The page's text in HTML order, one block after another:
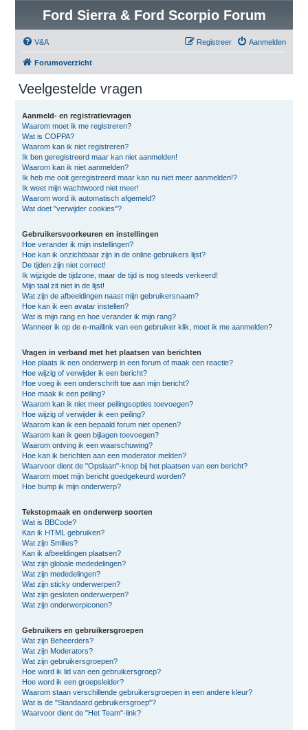
Ford Sierra & Ford Scorpio Forum
V&A Aanmelden
Registreer
Forumoverzicht
Veelgestelde vragen
Aanmeld- en registratievragen
Waarom moet ik me registreren?
Wat is COPPA?
Waarom kan ik niet registreren?
Ik ben geregistreerd maar kan niet aanmelden!
Waarom kan ik niet aanmelden?
Ik heb me ooit geregistreerd maar kan nu niet meer aanmelden!?
Ik weet mijn wachtwoord niet meer!
Waarom word ik automatisch afgemeld?
Wat doet "verwijder cookies"?
Gebruikersvoorkeuren en instellingen
Hoe verander ik mijn instellingen?
Hoe kan ik onzichtbaar zijn in de online gebruikers lijst?
De tijden zijn niet correct!
Ik wijzigde de tijdzone, maar de tijd is nog steeds verkeerd!
Mijn taal zit niet in de lijst!
Wat zijn de afbeeldingen naast mijn gebruikersnaam?
Hoe kan ik een avatar instellen?
Wat is mijn rang en hoe verander ik mijn rang?
Wanneer ik op de e-maillink van een gebruiker klik, moet ik me aanmelden?
Vragen in verband met het plaatsen van berichten
Hoe plaats ik een onderwerp in een forum of maak een reactie?
Hoe wijzig of verwijder ik een bericht?
Hoe voeg ik een onderschrift toe aan mijn bericht?
Hoe maak ik een peiling?
Waarom kan ik niet meer peilingsopties toevoegen?
Hoe wijzig of verwijder ik een peiling?
Waarom kan ik een bepaald forum niet openen?
Waarom kan ik geen bijlagen toevoegen?
Waarom ontving ik een waarschuwing?
Hoe kan ik berichten aan een moderator melden?
Waarvoor dient de "Opslaan"-knop bij het plaatsen van een bericht?
Waarom moet mijn bericht goedgekeurd worden?
Hoe bump ik mijn onderwerp?
Tekstopmaak en onderwerp soorten
Wat is BBCode?
Kan ik HTML gebruiken?
Wat zijn Smilies?
Kan ik afbeeldingen plaatsen?
Wat zijn globale mededelingen?
Wat zijn mededelingen?
Wat zijn sticky onderwerpen?
Wat zijn gesloten onderwerpen?
Wat zijn onderwerpiconen?
Gebruikers en gebruikersgroepen
Wat zijn Beheerders?
Wat zijn Moderators?
Wat zijn gebruikersgroepen?
Hoe word ik lid van een gebruikersgroep?
Hoe word ik een groepsleider?
Waarom staan verschillende gebruikersgroepen in een andere kleur?
Wat is de "Standaard gebruikersgroep"?
Waarvoor dient de "Het Team"-link?